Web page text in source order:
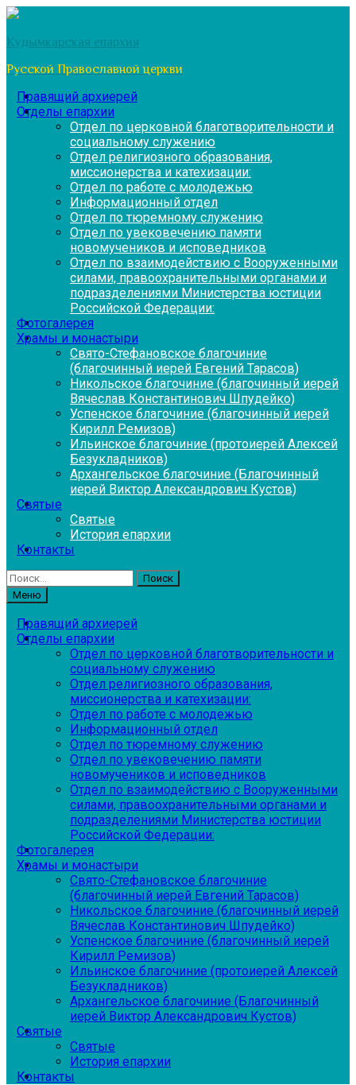
Перейти
содержимому
Кудымкарская епархия
Русской Православной церкви
Правящий архиерей
Отделы епархии
Отдел по церковной благотворительности и
социальному служению
Отдел религиозного образования,
миссионерства и катехизации:
Отдел по работе с молодежью
Информационный отдел
Отдел по тюремному служению
Отдел по увековечению памяти
новомучеников и исповедников
Отдел по взаимодействию с Вооруженными
силами, правоохранительными органами и
подразделениями Министерства юстиции
Российской Федерации:
Фотогалерея
Храмы и монастыри
Свято-Стефановское благочиние
(благочинный иерей Евгений Тарасов)
Никольское благочиние (благочинный иерей
Вячеслав Константинович Шпудейко)
Успенское благочиние (благочинный иерей
Кирилл Ремизов)
Ильинское благочиние (протоиерей Алексей
Безукладников)
Архангельское благочиние (Благочинный
иерей Виктор Александрович Кустов)
Святые
Святые
История епархии
Контакты
Найти:
Меню
Правящий архиерей
Отделы епархии
Отдел по церковной благотворительности и
социальному служению
Отдел религиозного образования,
миссионерства и катехизации:
Отдел по работе с молодежью
Информационный отдел
Отдел по тюремному служению
Отдел по увековечению памяти
новомучеников и исповедников
Отдел по взаимодействию с Вооруженными
силами, правоохранительными органами и
подразделениями Министерства юстиции
Российской Федерации:
Фотогалерея
Храмы и монастыри
Свято-Стефановское благочиние
(благочинный иерей Евгений Тарасов)
Никольское благочиние (благочинный иерей
Вячеслав Константинович Шпудейко)
Успенское благочиние (благочинный иерей
Кирилл Ремизов)
Ильинское благочиние (протоиерей Алексей
Безукладников)
Архангельское благочиние (Благочинный
иерей Виктор Александрович Кустов)
Святые
Святые
История епархии
Контакты